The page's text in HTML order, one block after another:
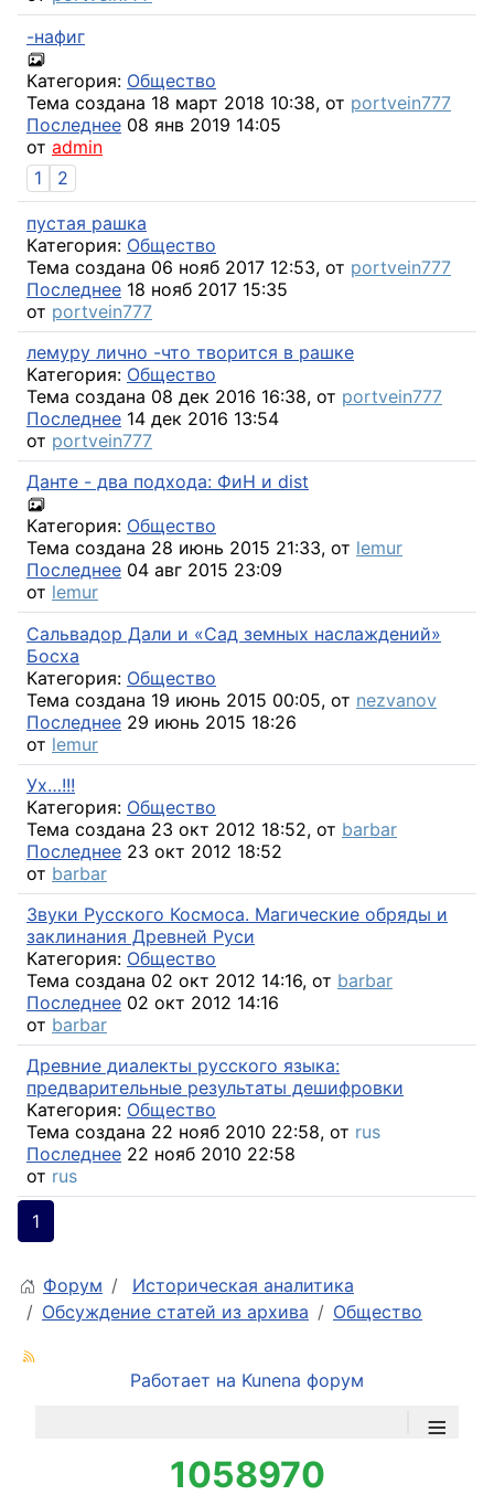
-нафиг
Категория: Общество
Тема создана 18 март 2018 10:38, от portvein777
Последнее 08 янв 2019 14:05
от admin
1
2
пустая рашка
Категория: Общество
Тема создана 06 нояб 2017 12:53, от portvein777
Последнее 18 нояб 2017 15:35
от portvein777
лемуру лично -что творится в рашке
Категория: Общество
Тема создана 08 дек 2016 16:38, от portvein777
Последнее 14 дек 2016 13:54
от portvein777
Данте - два подхода: ФиН и dist
Категория: Общество
Тема создана 28 июнь 2015 21:33, от lemur
Последнее 04 авг 2015 23:09
от lemur
Сальвадор Дали и «Сад земных наслаждений»
Босха
Категория: Общество
Тема создана 19 июнь 2015 00:05, от nezvanov
Последнее 29 июнь 2015 18:26
от lemur
Ух…!!!
Категория: Общество
Тема создана 23 окт 2012 18:52, от barbar
Последнее 23 окт 2012 18:52
от barbar
Звуки Русского Космоса. Магические обряды и
заклинания Древней Руси
Категория: Общество
Тема создана 02 окт 2012 14:16, от barbar
Последнее 02 окт 2012 14:16
от barbar
Древние диалекты русского языка:
предварительные результаты дешифровки
Категория: Общество
Тема создана 22 нояб 2010 22:58, от rus
Последнее 22 нояб 2010 22:58
от rus
1
Форум
Историческая аналитика
Обсуждение статей из архива
Общество
Работает на Kunena форум
≡
1058970